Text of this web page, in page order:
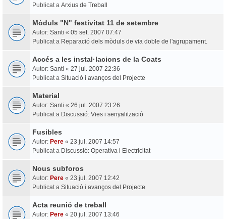
Publicat a Arxius de Treball
Mòduls "N" festivitat 11 de setembre
Autor: Santi « 05 set. 2007 07:47
Publicat a Reparació dels mòduls de via doble de l'agrupament.
Accés a les instal·lacions de la Coats
Autor: Santi « 27 jul. 2007 22:36
Publicat a Situació i avanços del Projecte
Material
Autor: Santi « 26 jul. 2007 23:26
Publicat a Discussió: Vies i senyalització
Fusibles
Autor: Pere « 23 jul. 2007 14:57
Publicat a Discussió: Operativa i Electricitat
Nous subforos
Autor: Pere « 23 jul. 2007 12:42
Publicat a Situació i avanços del Projecte
Acta reunió de treball
Autor: Pere « 20 jul. 2007 13:46